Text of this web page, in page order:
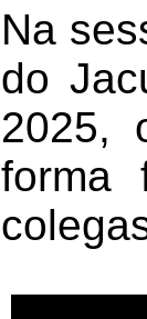
Na
do
2025,
forma